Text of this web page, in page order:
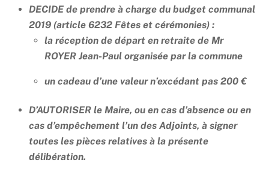
DECIDE de prendre à charge du budget communal
2019 (article 6232 Fêtes et cérémonies) :
la réception de départ en retraite de Mr
ROYER Jean-Paul organisée par la commune
un cadeau d’une valeur n’excédant pas 200 €
D’AUTORISER le Maire, ou en cas d’absence ou en
cas d’empêchement l’un des Adjoints, à signer
toutes les pièces relatives à la présente
délibération.